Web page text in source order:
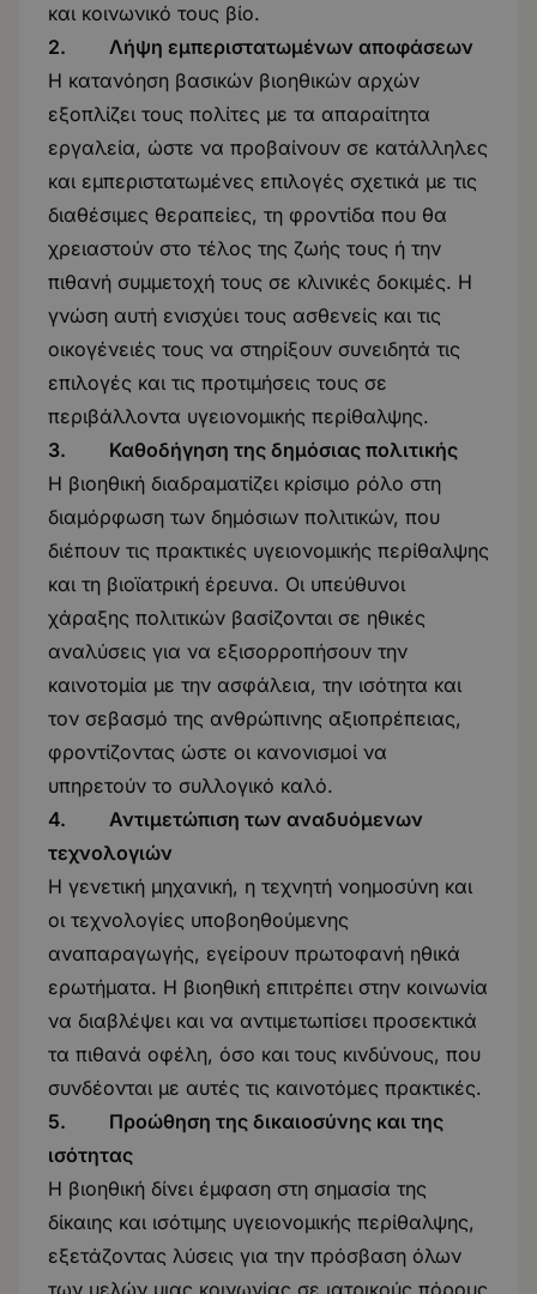
και κοινωνικό τους βίο.
2. Λήψη εμπεριστατωμένων αποφάσεων
Η κατανόηση βασικών βιοηθικών αρχών
εξοπλίζει τους πολίτες με τα απαραίτητα
εργαλεία, ώστε να προβαίνουν σε κατάλληλες
και εμπεριστατωμένες επιλογές σχετικά με τις
διαθέσιμες θεραπείες, τη φροντίδα που θα
χρειαστούν στο τέλος της ζωής τους ή την
πιθανή συμμετοχή τους σε κλινικές δοκιμές. Η
γνώση αυτή ενισχύει τους ασθενείς και τις
οικογένειές τους να στηρίξουν συνειδητά τις
επιλογές και τις προτιμήσεις τους σε
περιβάλλοντα υγειονομικής περίθαλψης.
3. Καθοδήγηση της δημόσιας πολιτικής
Η βιοηθική διαδραματίζει κρίσιμο ρόλο στη
διαμόρφωση των δημόσιων πολιτικών, που
διέπουν τις πρακτικές υγειονομικής περίθαλψης
και τη βιοϊατρική έρευνα. Οι υπεύθυνοι
χάραξης πολιτικών βασίζονται σε ηθικές
αναλύσεις για να εξισορροπήσουν την
καινοτομία με την ασφάλεια, την ισότητα και
τον σεβασμό της ανθρώπινης αξιοπρέπειας,
φροντίζοντας ώστε οι κανονισμοί να
υπηρετούν το συλλογικό καλό.
4. Αντιμετώπιση των αναδυόμενων
τεχνολογιών
Η γενετική μηχανική, η τεχνητή νοημοσύνη και
οι τεχνολογίες υποβοηθούμενης
αναπαραγωγής, εγείρουν πρωτοφανή ηθικά
ερωτήματα. Η βιοηθική επιτρέπει στην κοινωνία
να διαβλέψει και να αντιμετωπίσει προσεκτικά
τα πιθανά οφέλη, όσο και τους κινδύνους, που
συνδέονται με αυτές τις καινοτόμες πρακτικές.
5. Προώθηση της δικαιοσύνης και της
ισότητας
Η βιοηθική δίνει έμφαση στη σημασία της
δίκαιης και ισότιμης υγειονομικής περίθαλψης,
εξετάζοντας λύσεις για την πρόσβαση όλων
των μελών μιας κοινωνίας σε ιατρικούς πόρους